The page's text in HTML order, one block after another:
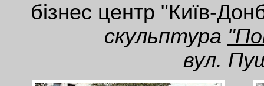
бізнес центр "Київ-
скульптура
вул.